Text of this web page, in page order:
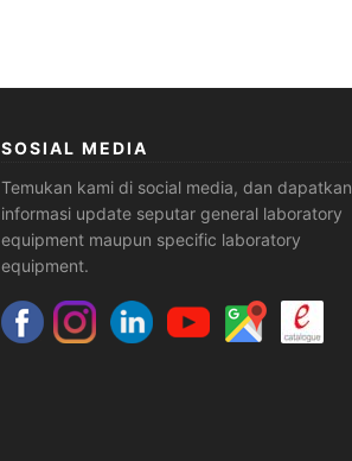
SOSIAL MEDIA
Temukan kami di social media, dan dapatkan
informasi update seputar general laboratory
equipment maupun specific laboratory
equipment.